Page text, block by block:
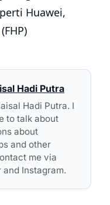
Huawei,
Hadi Putra
Hadi Putra. I
to talk about
about
and other
me via
Instagram.